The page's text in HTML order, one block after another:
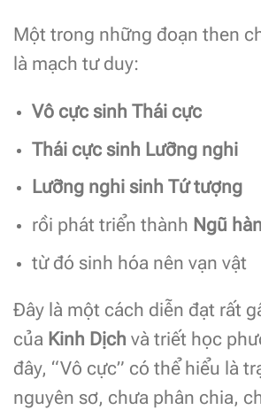
Một trong những đoạn then
là mạch tư duy:
Vô cực sinh Thái cực
Thái cực sinh Lưỡng nghi
Lưỡng nghi sinh Tứ tượng
rồi phát triển thành Ngũ
từ đó sinh hóa nên vạn vật
Đây là một cách diễn đạt rất
của Kinh Dịch và triết học
đây, “Vô cực” có thể hiểu là
nguyên sơ, chưa phân chia,